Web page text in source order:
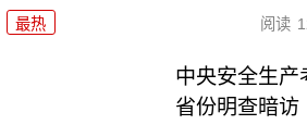
最热 阅读
中央安全生产
省份明查暗访